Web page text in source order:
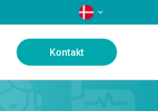
SPROG
Kontakt